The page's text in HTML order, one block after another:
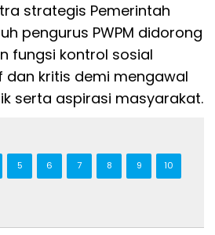
strategis Pemerintah
pengurus PWPM didorong
fungsi kontrol sosial
dan kritis demi mengawal
serta aspirasi masyarakat.
5 6 7 8 9 10